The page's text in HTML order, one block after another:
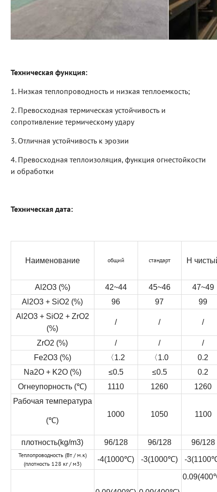
Техническая функция:
1. Низкая теплопроводность и низкая теплоемкость;
2. Превосходная термическая устойчивость и
сопротивление термическому удару
3. Отличная устойчивость к эрозии
4. Превосходная теплоизоляция, функция огнестойкости
и обработки
Техническая дата:
Наименование общий стандарт H
Al2O3 (%) 42~44 45~46
47~49
Al2O3 + SiO2 (%)
96 97
99
Al2O3 + SiO2 + ZrO2
(%)
/ / /
ZrO2 (%) / /
/
Fe2O3 (%)
〈1.2 〈1.0
0.2
Na2O + K2O (%)
≤0.5 ≤0.5
0.2
Огнеупорность (℃)
1110 1260
1260
Рабочая температура
(℃)
1000 1050 1100
плотность(kg/m3) 96/128 96/128 96/128
Теплопроводность (Вт / м.к)
(плотность 128 кг / м3)
-4(1000℃) -3(1000℃) -